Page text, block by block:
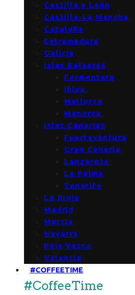
Castilla y León
Castilla-La Mancha
Cataluña
Extremadura
Galicia
Islas Baleares
Formentera
Ibiza
Mallorca
Menorca
Islas Canarias
Fuerteventura
Gran Canaria
Lanzarote
La Palma
Tenerife
La Rioja
Madrid
Murcia
Navarra
País Vasco
Valencia
#COFFEETIME
#CoffeeTime